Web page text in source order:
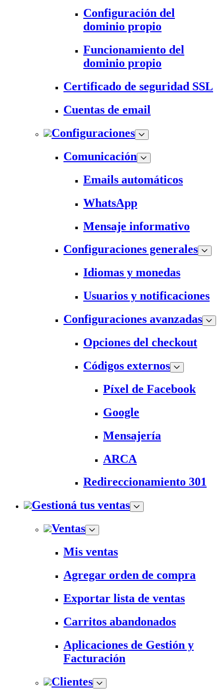
Configuración del
dominio propio
Funcionamiento del
dominio propio
Certificado de seguridad SSL
Cuentas de email
Configuraciones
Comunicación
Emails automáticos
WhatsApp
Mensaje informativo
Configuraciones generales
Idiomas y monedas
Usuarios y notificaciones
Configuraciones avanzadas
Opciones del checkout
Códigos externos
Píxel de Facebook
Google
Mensajería
ARCA
Redireccionamiento 301
Gestioná tus ventas
Ventas
Mis ventas
Agregar orden de compra
Exportar lista de ventas
Carritos abandonados
Aplicaciones de Gestión y
Facturación
Clientes